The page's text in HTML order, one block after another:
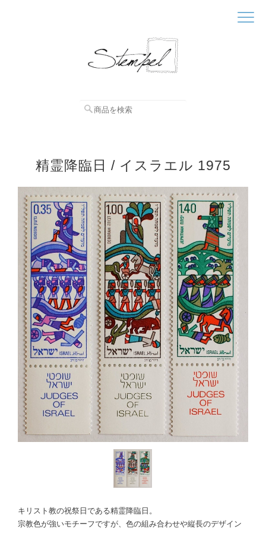
精霊降臨日 / イスラエル 1975
キリスト教の祝祭日である精霊降臨日。
宗教色が強いモチーフですが、色の組み合わせや縦長のデザイン